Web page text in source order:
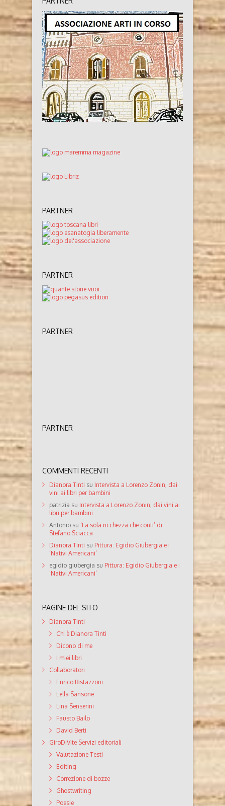
PARTNER
PARTNER
PARTNER
PARTNER
COMMENTI RECENTI
Dianora Tinti su Intervista a Lorenzo Zonin, dai
vini ai libri per bambini
patrizia su Intervista a Lorenzo Zonin, dai vini ai
libri per bambini
Antonio su ‘La sola ricchezza che conti’ di
Stefano Sciacca
Dianora Tinti su Pittura: Egidio Giubergia e i
‘Nativi Americani’
egidio giubergia su Pittura: Egidio Giubergia e i
‘Nativi Americani’
PAGINE DEL SITO
Dianora Tinti
Chi è Dianora Tinti
Dicono di me
I miei libri
Collaboratori
Enrico Bistazzoni
Lella Sansone
Lina Senserini
Fausto Bailo
David Berti
GiroDiVite Servizi editoriali
Valutazione Testi
Editing
Correzione di bozze
Ghostwriting
Poesie